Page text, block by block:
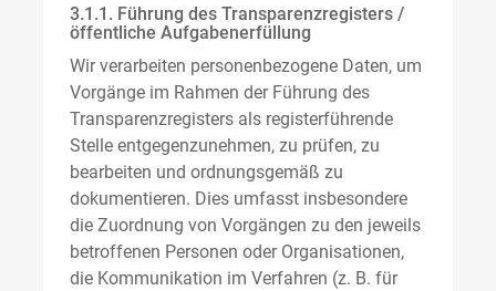
3.1.1. Führung des Transparenzregisters /
öffentliche Aufgabenerfüllung
Wir verarbeiten personenbezogene Daten, um
Vorgänge im Rahmen der Führung des
Transparenzregisters als registerführende
Stelle entgegenzunehmen, zu prüfen, zu
bearbeiten und ordnungsgemäß zu
dokumentieren. Dies umfasst insbesondere
die Zuordnung von Vorgängen zu den jeweils
betroffenen Personen oder Organisationen,
die Kommunikation im Verfahren (z. B. für